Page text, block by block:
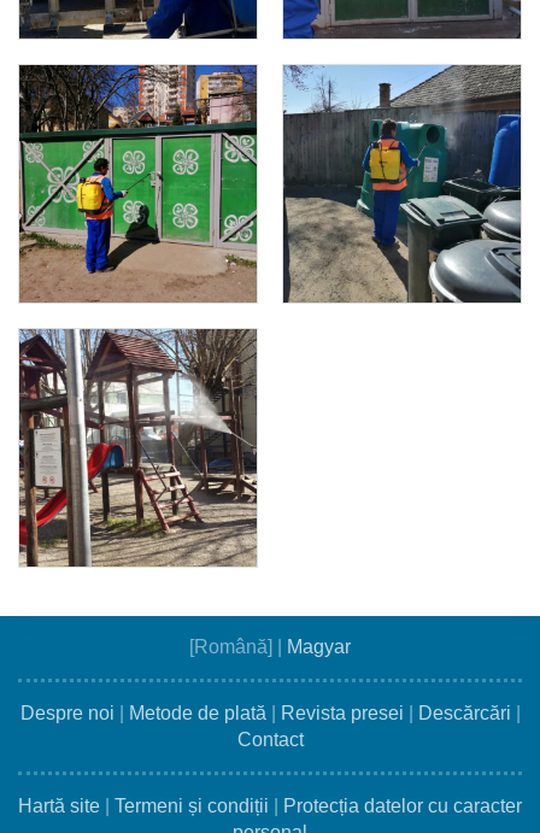
[Română] Magyar
Despre noi Metode de plată Revista presei Descărcări
Contact
Hartă site Termeni și condiții
Protecția datelor cu caracter